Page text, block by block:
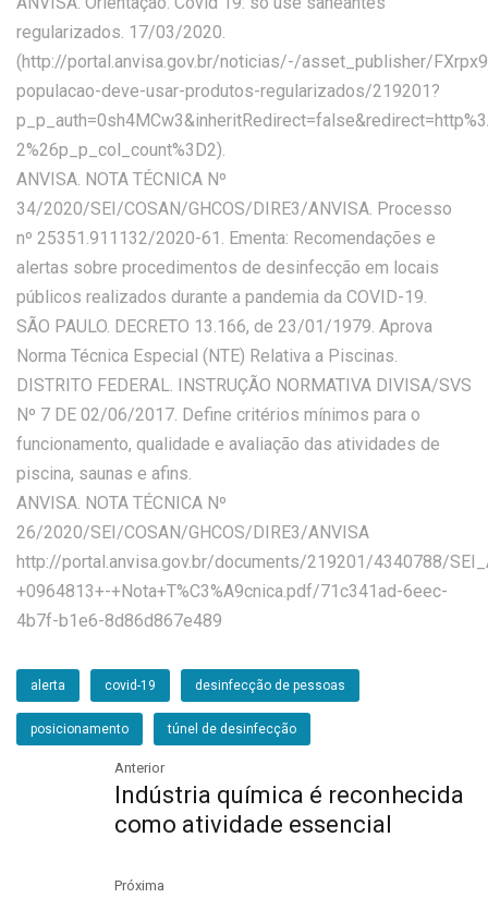
regularizados. 17/03/2020.
(http://portal.anvisa.gov.br/noticias/-/asset_publisher/
populacao-deve-usar-produtos-regularizados/219201?
2%26p_p_col_count%3D2).
ANVISA. NOTA TÉCNICA Nº
34/2020/SEI/COSAN/GHCOS/DIRE3/ANVISA. Processo
nº 25351.911132/2020-61. Ementa: Recomendações e
alertas sobre procedimentos de desinfecção em locais
públicos realizados durante a pandemia da COVID-19.
SÃO PAULO. DECRETO 13.166, de 23/01/1979. Aprova
Norma Técnica Especial (NTE) Relativa a Piscinas.
DISTRITO FEDERAL. INSTRUÇÃO NORMATIVA DIVISA/SVS
Nº 7 DE 02/06/2017. Define critérios mínimos para o
funcionamento, qualidade e avaliação das atividades de
piscina, saunas e afins.
ANVISA. NOTA TÉCNICA Nº
26/2020/SEI/COSAN/GHCOS/DIRE3/ANVISA
http://portal.anvisa.gov.br/documents/219201/4340788/
+0964813+-+Nota+T%C3%A9cnica.pdf/71c341ad-6eec-
4b7f-b1e6-8d86d867e489
alerta covid-19 desinfecção de pessoas
posicionamento túnel de desinfecção
Anterior
Indústria química é reconhecida
como atividade essencial
Próxima